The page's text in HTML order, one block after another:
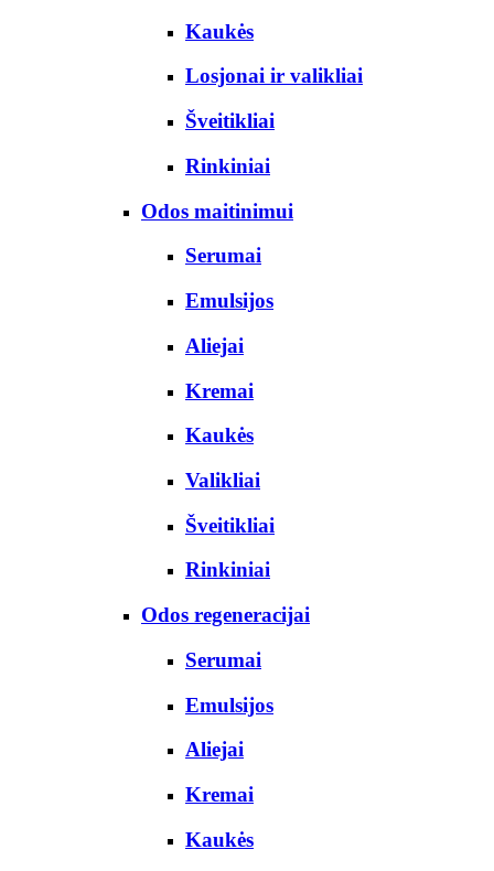
Kaukės
Losjonai ir valikliai
Šveitikliai
Rinkiniai
Odos maitinimui
Serumai
Emulsijos
Aliejai
Kremai
Kaukės
Valikliai
Šveitikliai
Rinkiniai
Odos regeneracijai
Serumai
Emulsijos
Aliejai
Kremai
Kaukės